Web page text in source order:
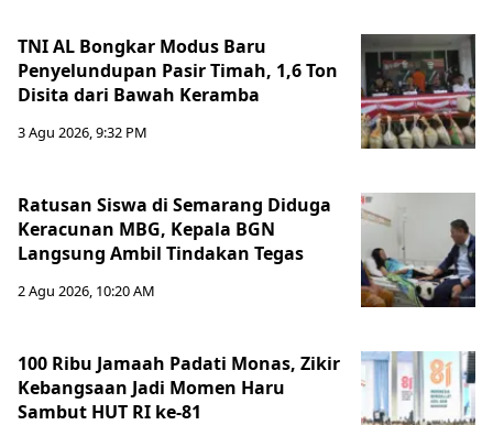
TNI AL Bongkar Modus Baru
Penyelundupan Pasir Timah, 1,6 Ton
Disita dari Bawah Keramba
3 Agu 2026, 9:32 PM
Ratusan Siswa di Semarang Diduga
Keracunan MBG, Kepala BGN
Langsung Ambil Tindakan Tegas
2 Agu 2026, 10:20 AM
100 Ribu Jamaah Padati Monas, Zikir
Kebangsaan Jadi Momen Haru
Sambut HUT RI ke-81